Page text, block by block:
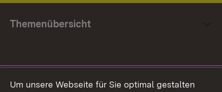
Themenübersicht
Um unsere Webseite für Sie optimal gestalten